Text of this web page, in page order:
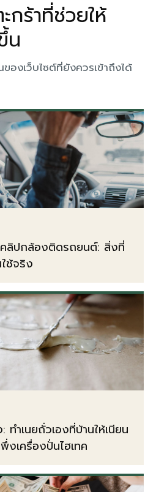
กร้าที่ช่วยให้
น
องเว็บไซต์ที่ยังควรเข้าถึงได้
คลิปกล้องติดรถยนต์: สิ่งที่
ช้จริง
ทำเนยถั่วเองที่บ้านให้เนียน
งเครื่องปั่นไฮเทค